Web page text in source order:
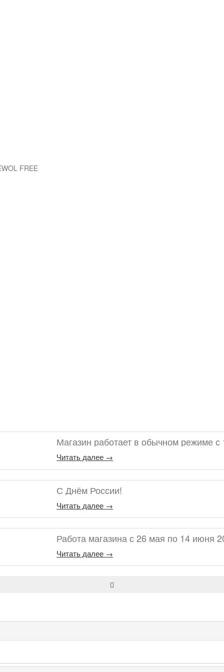
FREE
Магазин работает в обычном режиме
Читать далее →
С Днём России!
Читать далее →
Работа магазина с 26 мая по 14 июня
Читать далее →